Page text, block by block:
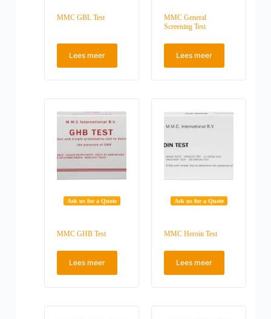
MMC GBL Test
Lees meer
MMC General
Screening Test
Lees meer
Ask us for a Quote
MMC GHB Test
Lees meer
Ask us for a Quote
MMC Heroin Test
Lees meer